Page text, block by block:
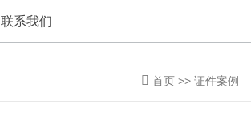
联系我们
首页 >> 证件案例